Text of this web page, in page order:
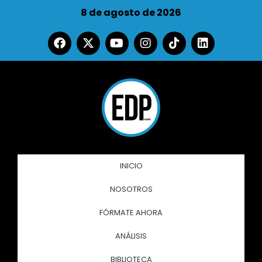
8 de agosto de 2026
INICIO
NOSOTROS
FÓRMATE AHORA
ANÁLISIS
BIBLIOTECA